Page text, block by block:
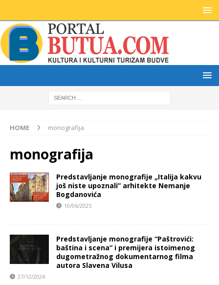
HOME monografija
monografija
Predstavljanje monografije „Italija kakvu
još niste upoznali” arhitekte Nemanje
Bogdanovića
10/06/2025
Predstavljanje monografije “Paštrovići:
baština i scena” i premijera istoimenog
dugometražnog dokumentarnog filma
autora Slavena Vilusa
27/12/2024